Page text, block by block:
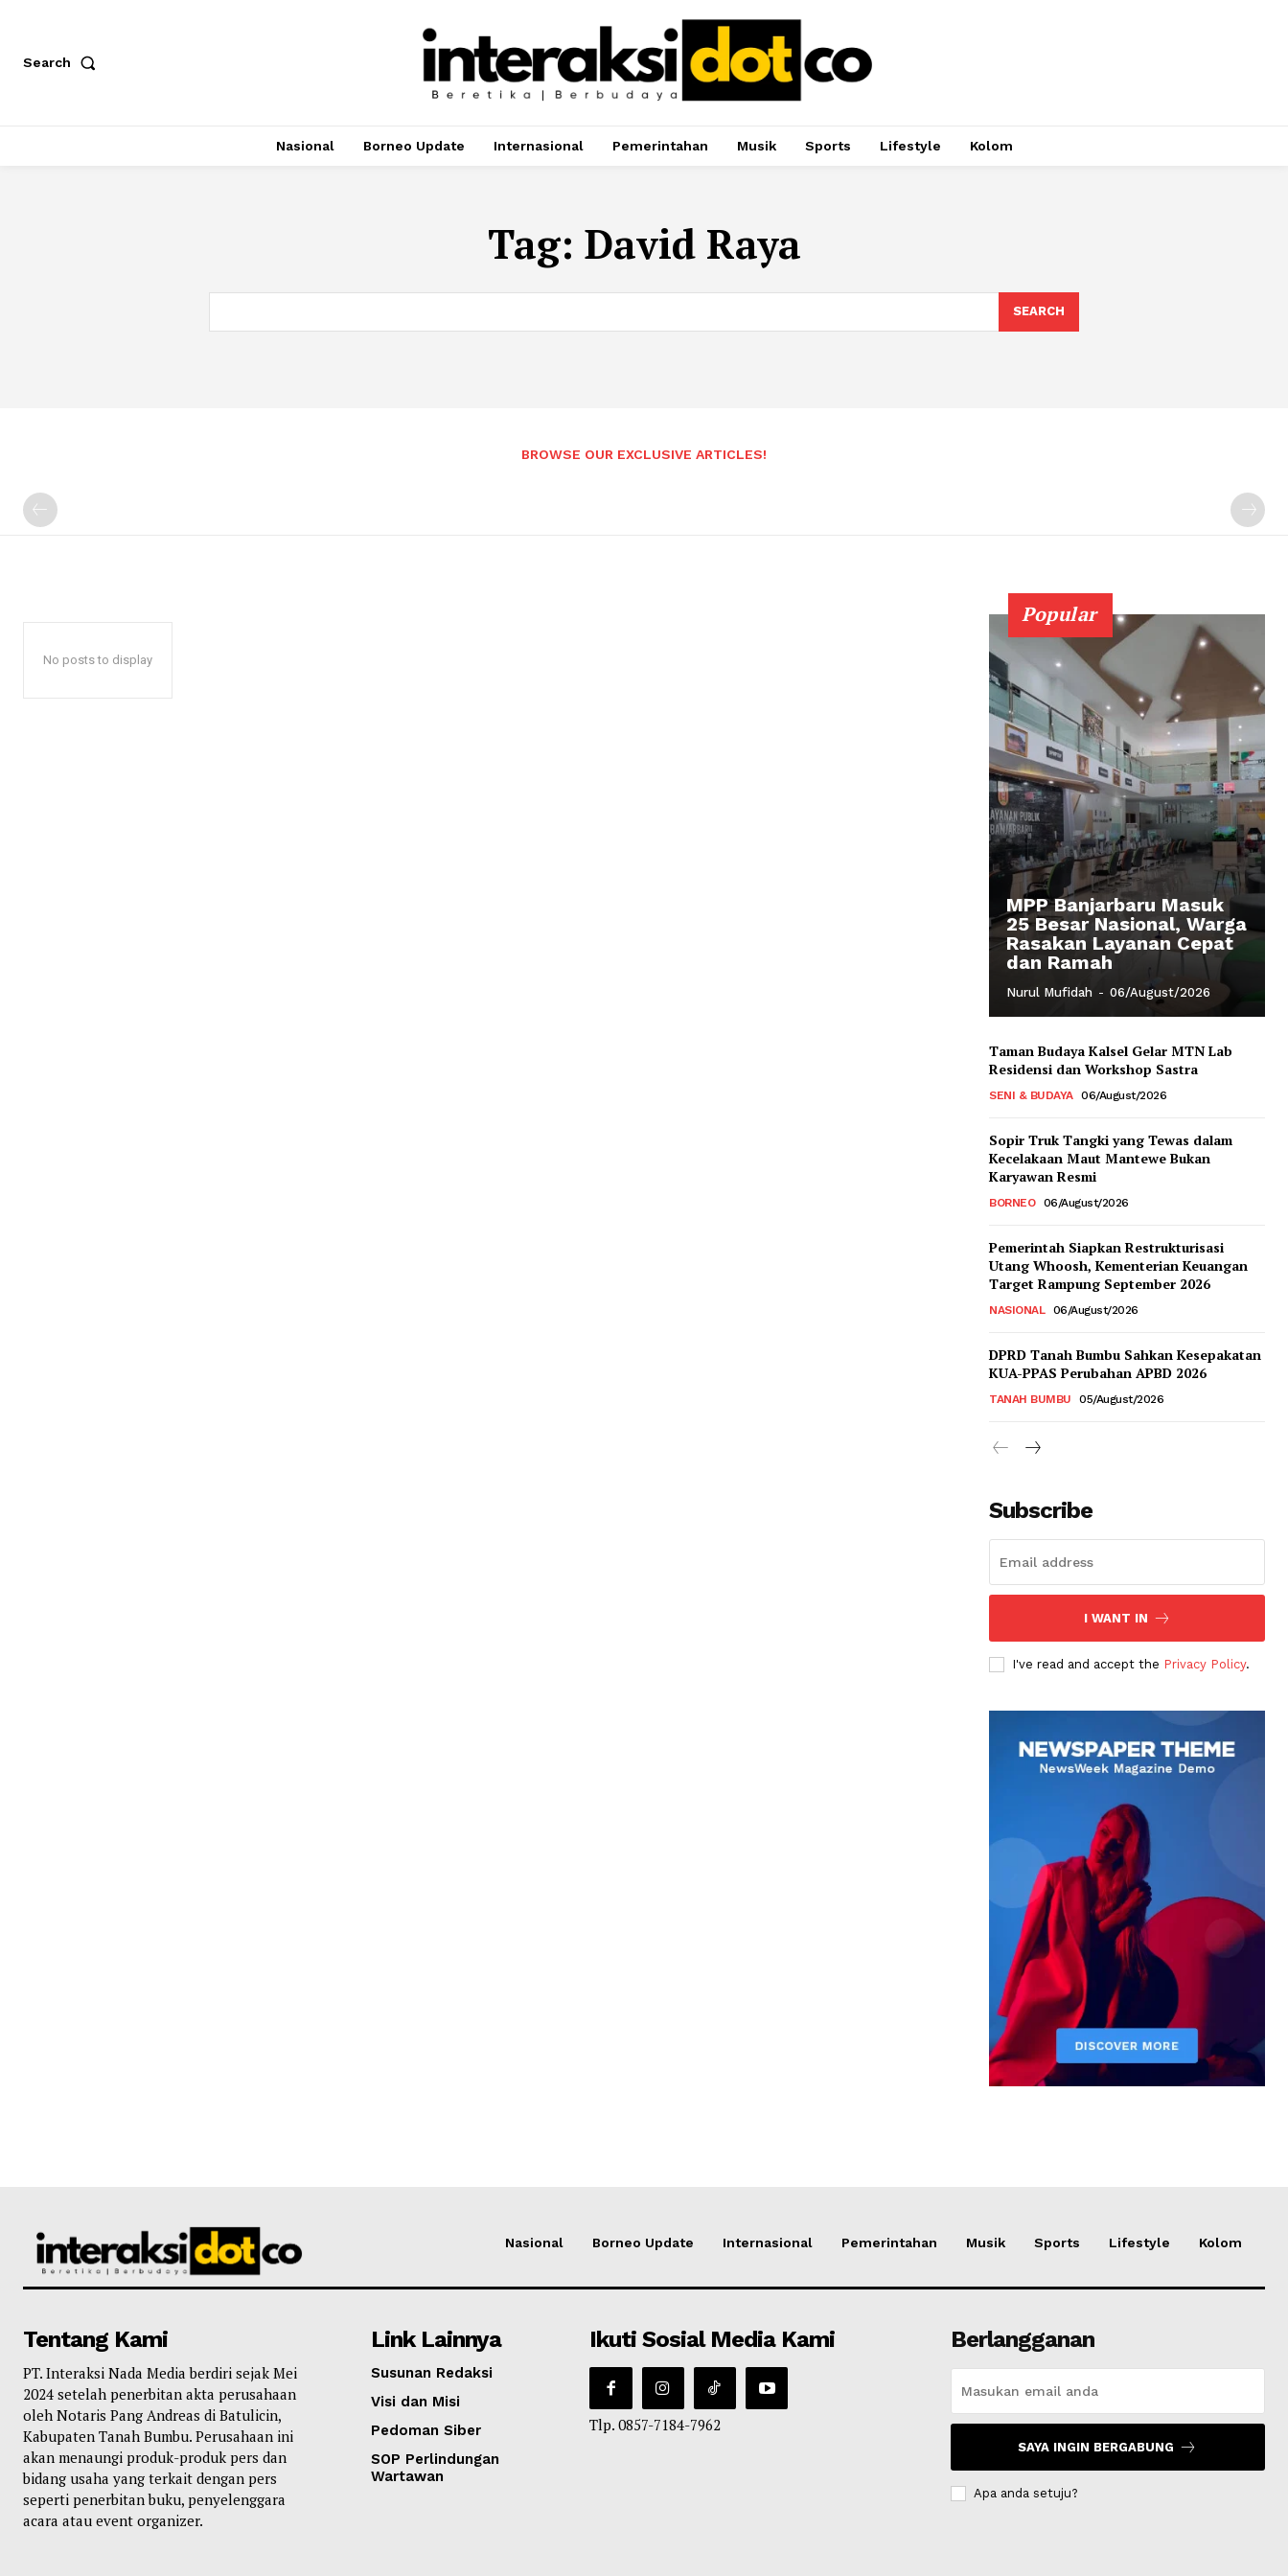
Search
Nasional Borneo Update Internasional Pemerintahan Musik Sports Lifestyle Kolom
Tag: David Raya
SEARCH
BROWSE OUR EXCLUSIVE ARTICLES!
No posts to display
Popular
MPP Banjarbaru Masuk
25 Besar Nasional, Warga
Rasakan Layanan Cepat
dan Ramah
Nurul Mufidah - 06/August/2026
Taman Budaya Kalsel Gelar MTN Lab
Residensi dan Workshop Sastra
SENI & BUDAYA 06/August/2026
Sopir Truk Tangki yang Tewas dalam
Kecelakaan Maut Mantewe Bukan
Karyawan Resmi
BORNEO 06/August/2026
Pemerintah Siapkan Restrukturisasi
Utang Whoosh, Kementerian Keuangan
Target Rampung September 2026
NASIONAL 06/August/2026
DPRD Tanah Bumbu Sahkan Kesepakatan
KUA-PPAS Perubahan APBD 2026
TANAH BUMBU 05/August/2026
Subscribe
I WANT IN
I've read and accept the Privacy Policy.
Nasional Borneo Update Internasional Pemerintahan Musik Sports Lifestyle Kolom
Tentang Kami
PT. Interaksi Nada Media berdiri sejak Mei
2024 setelah penerbitan akta perusahaan
oleh Notaris Pang Andreas di Batulicin,
Kabupaten Tanah Bumbu. Perusahaan ini
akan menaungi produk-produk pers dan
bidang usaha yang terkait dengan pers
seperti penerbitan buku, penyelenggara
acara atau event organizer.
Link Lainnya
Susunan Redaksi
Visi dan Misi
Pedoman Siber
SOP Perlindungan
Wartawan
Ikuti Sosial Media Kami
Tlp. 0857-7184-7962
Berlangganan
SAYA INGIN BERGABUNG
Apa anda setuju?